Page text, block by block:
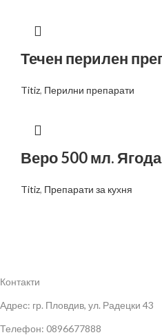
Течен перилен
Titiz, Перилни препарати
Веро 500 мл. Ягода
Titiz, Препарати за кухня
Контакти
Адрес: гр. Пловдив, ул. Радецки 43
Телефон: 0896677888